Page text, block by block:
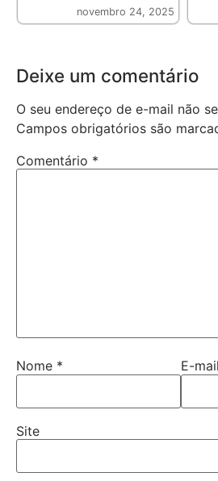
novembro 24, 2025
Deixe um comentário
O seu endereço de e-mail não
Campos obrigatórios são
Comentário *
Nome * E-mail
Site